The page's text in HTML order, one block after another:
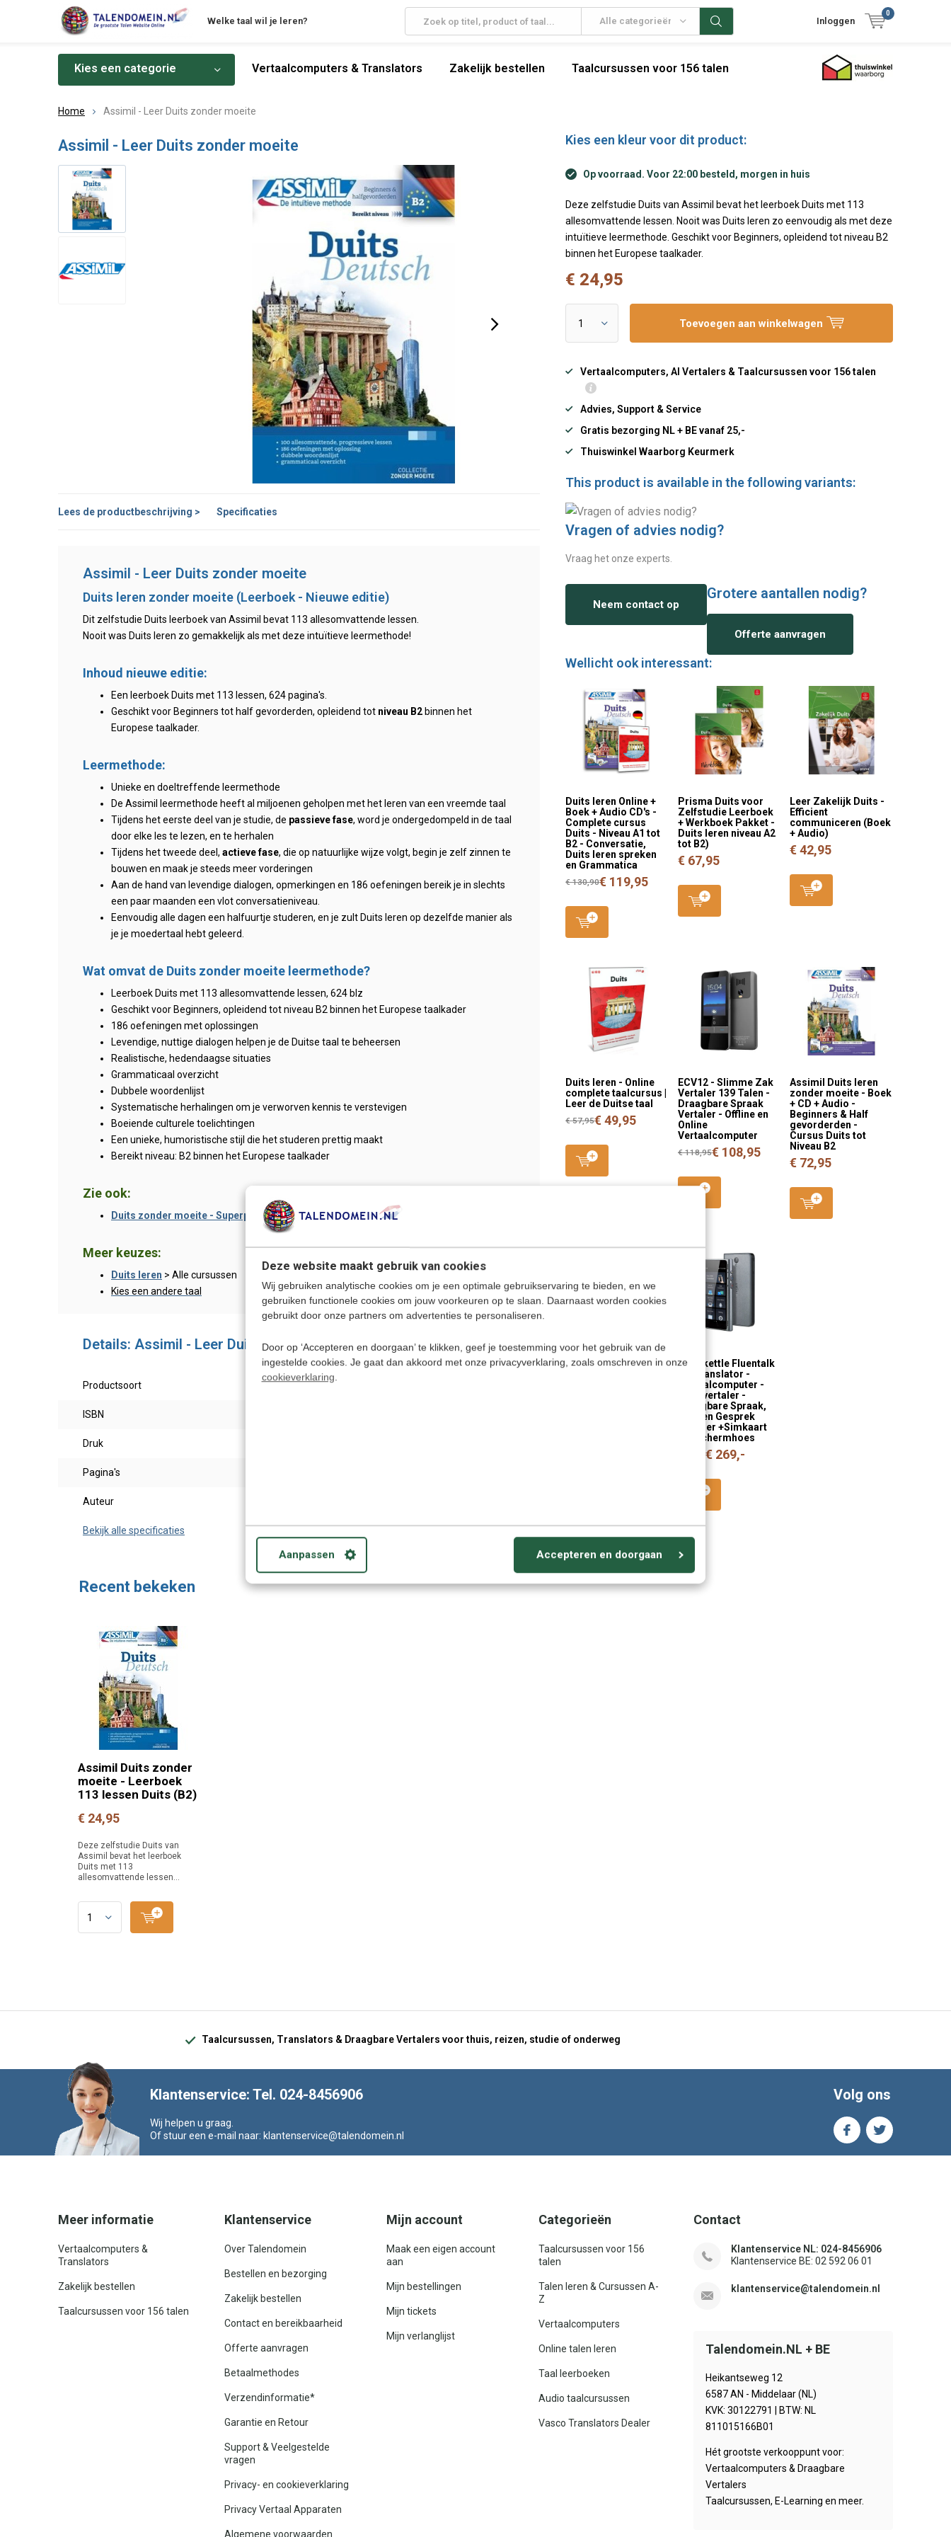
Deze website maakt gebruik van cookies
Wij gebruiken analytische cookies om je een optimale gebruikservaring te bieden, en we
gebruiken functionele cookies om jouw voorkeuren op te slaan. Daarnaast worden cookies
gebruikt door onze partners om advertenties te personaliseren.
Door op ‘Accepteren en doorgaan’ te klikken, geef je toestemming voor het gebruik van de
ingestelde cookies. Je gaat dan akkoord met onze privacyverklaring, zoals omschreven in onze
cookieverklaring
Aanpassen Accepteren en doorgaan
Welke taal wil je leren? Alle categorieën Inloggen
0
Kies een categorie Vertaalcomputers & Translators Zakelijk bestellen Taalcursussen voor 156 talen
Home Assimil - Leer Duits zonder moeite
Assimil - Leer Duits zonder moeite Kies een kleur voor dit product:
Op voorraad. Voor 22:00 besteld, morgen in huis
Deze zelfstudie Duits van Assimil bevat het leerboek Duits met 113
allesomvattende lessen. Nooit was Duits leren zo eenvoudig als met deze
intuïtieve leermethode. Geschikt voor Beginners, opleidend tot niveau B2
binnen het Europese taalkader.
€ 24,95
Toevoegen aan winkelwagen
Vertaalcomputers, AI Vertalers & Taalcursussen voor 156 talen
Advies, Support & Service
Gratis bezorging NL + BE vanaf 25,-
Thuiswinkel Waarborg Keurmerk
This product is available in the following variants:
Lees de productbeschrijving > Specificaties
Assimil - Leer Duits zonder moeite
Duits leren zonder moeite (Leerboek - Nieuwe editie)
Dit zelfstudie Duits leerboek van Assimil bevat 113 allesomvattende lessen.
Nooit was Duits leren zo gemakkelijk als met deze intuïtieve leermethode!
Inhoud nieuwe editie:
Een leerboek Duits met 113 lessen, 624 pagina's.
Geschikt voor Beginners tot half gevorderden, opleidend tot niveau B2 binnen het
Europese taalkader.
Leermethode:
Unieke en doeltreffende leermethode
De Assimil leermethode heeft al miljoenen geholpen met het leren van een vreemde taal
Tijdens het eerste deel van je studie, de passieve fase, word je ondergedompeld in de taal
door elke les te lezen, en te herhalen
Tijdens het tweede deel, actieve fase, die op natuurlijke wijze volgt, begin je zelf zinnen te
bouwen en maak je steeds meer vorderingen
Aan de hand van levendige dialogen, opmerkingen en 186 oefeningen bereik je in slechts
een paar maanden een vlot conversatieniveau.
Eenvoudig alle dagen een halfuurtje studeren, en je zult Duits leren op dezelfde manier als
je je moedertaal hebt geleerd.
Wat omvat de Duits zonder moeite leermethode?
Leerboek Duits met 113 allesomvattende lessen, 624 blz
Geschikt voor Beginners, opleidend tot niveau B2 binnen het Europese taalkader
186 oefeningen met oplossingen
Levendige, nuttige dialogen helpen je de Duitse taal te beheersen
Realistische, hedendaagse situaties
Grammaticaal overzicht
Dubbele woordenlijst
Systematische herhalingen om je verworven kennis te verstevigen
Boeiende culturele toelichtingen
Een unieke, humoristische stijl die het studeren prettig maakt
Bereikt niveau: B2 binnen het Europese taalkader
Zie ook:
Duits zonder moeite - Superpack> Leerboek + CD + Audio Luisterlessen
Meer keuzes:
Duits leren > Alle cursussen
Kies een andere taal
Details: Assimil - Leer Duits zonder moeite
Productsoort Leerboek Duits
ISBN
Druk
Pagina's
Auteur
Bekijk alle specificaties
Vragen of advies nodig?
Vraag het onze experts.
Neem contact op
Grotere aantallen nodig?
Offerte aanvragen
Wellicht ook interessant:
Duits leren Online +
Boek + Audio CD's -
Complete cursus
Duits - Niveau A1 tot
B2 - Conversatie,
Duits leren spreken
en Grammatica
€ 130,90€ 119,95
Prisma Duits voor
Zelfstudie Leerboek
+ Werkboek Pakket -
Duits leren niveau A2
tot B2)
€ 67,95
Leer Zakelijk Duits -
Efficient
communiceren (Boek
+ Audio)
€ 42,95
Duits leren - Online
complete taalcursus |
Leer de Duitse taal
€ 57,95€ 49,95
ECV12 - Slimme Zak
Vertaler 139 Talen -
Draagbare Spraak
Vertaler - Offline en
Online
Vertaalcomputer
€ 118,95€ 108,95
Assimil Duits leren
zonder moeite - Boek
+ CD + Audio -
Beginners & Half
gevorderden -
Cursus Duits tot
Niveau B2
€ 72,95
Luistercursus Duits
Timekettle Fluentalk
T1 Translator -
Vertaalcomputer -
Handvertaler -
Draagbare Spraak,
Foto en Gesprek
Vertaler +Simkaart
+Beschermhoes
€ 269,-
Recent bekeken
Assimil Duits zonder
moeite - Leerboek
113 lessen Duits (B2)
€ 24,95
Deze zelfstudie Duits van
Assimil bevat het leerboek
Duits met 113
allesomvattende lessen...
Taalcursussen, Translators & Draagbare Vertalers voor thuis, reizen, studie of onderweg
Klantenservice: Tel. 024-8456906
Wij helpen u graag.
Of stuur een e-mail naar: klantenservice@talendomein.nl
Volg ons
Meer informatie
Vertaalcomputers &
Translators
Zakelijk bestellen
Taalcursussen voor 156 talen
Klantenservice
Over Talendomein
Bestellen en bezorging
Zakelijk bestellen
Contact en bereikbaarheid
Offerte aanvragen
Betaalmethodes
Verzendinformatie*
Garantie en Retour
Support & Veelgestelde
vragen
Privacy- en cookieverklaring
Privacy Vertaal Apparaten
Algemene voorwaarden
Mijn account
Maak een eigen account
aan
Mijn bestellingen
Mijn tickets
Mijn verlanglijst
Categorieën
Taalcursussen voor 156
talen
Talen leren & Cursussen A-
Z
Vertaalcomputers
Online talen leren
Taal leerboeken
Audio taalcursussen
Vasco Translators Dealer
Contact
Klantenservice NL: 024-8456906
Klantenservice BE: 02 592 06 01
klantenservice@talendomein.nl
Talendomein.NL + BE
Heikantseweg 12
6587 AN - Middelaar (NL)
KVK: 30122791 | BTW: NL
811015166B01
Hét grootste verkooppunt voor:
Vertaalcomputers & Draagbare
Vertalers
Taalcursussen, E-Learning en meer.